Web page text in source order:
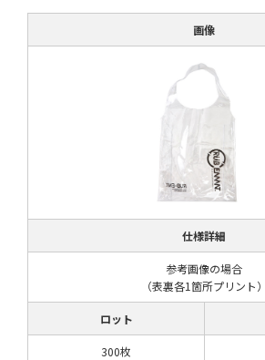
画像
仕様詳細
参考画像の場合
（表裏各1箇所プリント）
ロット
300枚